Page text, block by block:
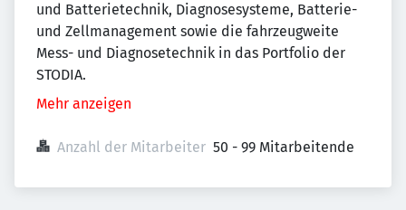
und Batterietechnik, Diagnosesysteme, Batterie-
und Zellmanagement sowie die fahrzeugweite
Mess- und Diagnosetechnik in das Portfolio der
STODIA.
Mehr anzeigen
Anzahl der Mitarbeiter 50 - 99 Mitarbeitende